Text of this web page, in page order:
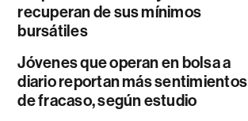
recuperan de sus mínimos
bursátiles
Jóvenes que operan en bolsa a
diario reportan más sentimientos
de fracaso, según estudio